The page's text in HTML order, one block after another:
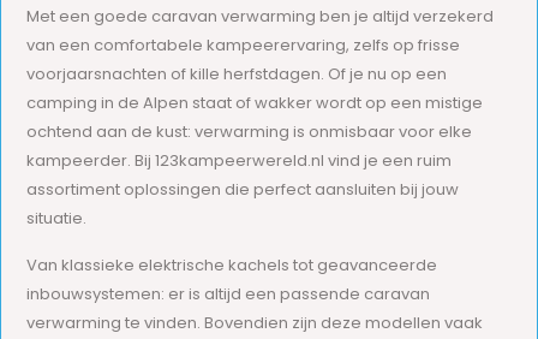
Met een goede caravan verwarming ben je altijd verzekerd
van een comfortabele kampeerervaring, zelfs op frisse
voorjaarsnachten of kille herfstdagen. Of je nu op een
camping in de Alpen staat of wakker wordt op een mistige
ochtend aan de kust: verwarming is onmisbaar voor elke
kampeerder. Bij 123kampeerwereld.nl vind je een ruim
assortiment oplossingen die perfect aansluiten bij jouw
situatie.
Van klassieke elektrische kachels tot geavanceerde
inbouwsystemen: er is altijd een passende caravan
verwarming te vinden. Bovendien zijn deze modellen vaak